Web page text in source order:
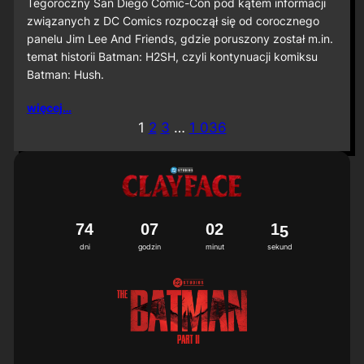
D
C
2
o
w
a
Tegoroczny San Diego Comic-Con pod kątem informacji
związanych z DC Comics rozpoczął się od corocznego
panelu Jim Lee And Friends, gdzie poruszony został m.in.
temat historii Batman: H2SH, czyli kontynuacji komiksu
Batman: Hush.
więcej…
1 2 3 … 1 036
dni
74
godzin
07
minut
02
sekund
12